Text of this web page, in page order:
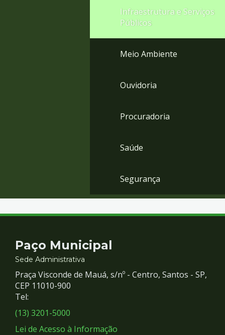
Infraestrutura e Serviços
Públicos
Meio Ambiente
Ouvidoria
Procuradoria
Saúde
Segurança
Contato
e
Redes
Sociais
Paço Municipal
Sede Administrativa
Praça Visconde de Mauá, s/nº - Centro, Santos - SP,
CEP 11010-900
Tel:
(13) 3201-5000
Lei de Acesso à Informação